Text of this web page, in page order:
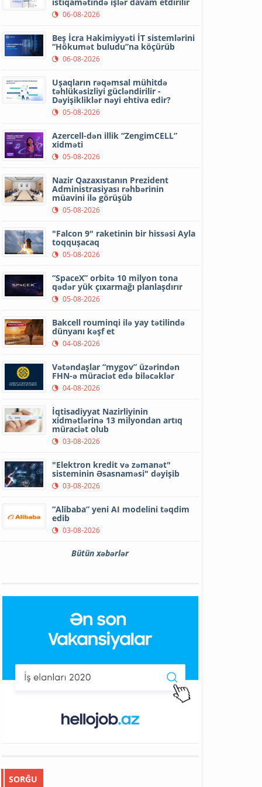
06-08-2026
Beş İcra Hakimiyyəti İT sistemlərini
“Hökumət buludu”na köçürüb
06-08-2026
Uşaqların rəqəmsal mühitdə
təhlükəsizliyi gücləndirilir -
Dəyişikliklər nəyi ehtiva edir?
05-08-2026
Azercell-dən illik “ZengimCELL”
xidməti
05-08-2026
Nazir Qazaxıstanın Prezident
Administrasiyası rəhbərinin
müavini ilə görüşüb
05-08-2026
"Falcon 9" raketinin bir hissəsi Ayla
toqquşacaq
05-08-2026
“SpaceX” orbitə 10 milyon tona
qədər yük çıxarmağı planlaşdırır
05-08-2026
Bakcell rouminqi ilə yay tətilində
dünyanı kəşf et
04-08-2026
Vətəndaşlar “mygov” üzərindən
FHN-ə müraciət edə biləcəklər
04-08-2026
İqtisadiyyat Nazirliyinin
xidmətlərinə 13 milyondan artıq
müraciət olub
03-08-2026
"Elektron kredit və zəmanət"
sisteminin Əsasnaməsi" dəyişib
03-08-2026
“Alibaba” yeni AI modelini təqdim
edib
03-08-2026
Bütün xəbərlər
SORĞU